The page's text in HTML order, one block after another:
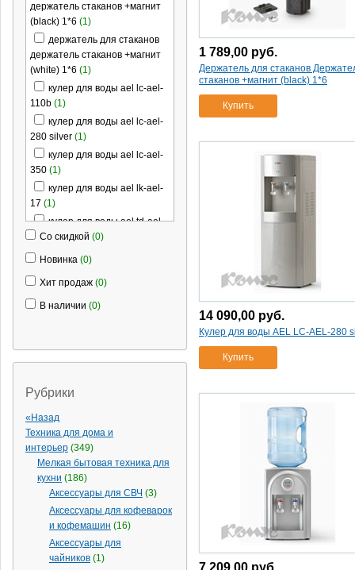
держатель стаканов +магнит
(black) 1*6 (1)
держатель для стаканов
держатель стаканов +магнит
(white) 1*6 (1)
кулер для воды ael lc-ael-
110b (1)
кулер для воды ael lc-ael-
280 silver (1)
кулер для воды ael lc-ael-
350 (1)
кулер для воды ael lk-ael-
17 (1)
кулер для воды ael td-ael-
131 silver (1)
кулер для воды ael tk-ael-
кулер для воды ael
раздатчик t-аel-100 настол.
кулер для воды ecotronic
кулер для воды hotfrost
35an (нижняя загрузка)
кулер для воды hotfrost 45
as (1)
кулер для воды hotfrost d
кулер для воды hotfrost v
кулер для воды hotfrost
Со скидкой (0)
Новинка (0)
Хит продаж (0)
В наличии (0)
Рубрики
«Назад
Техника для дома и
интерьер (349)
Мелкая бытовая техника для
кухни (186)
Аксессуары для СВЧ (3)
Аксессуары для кофеварок
и кофемашин (16)
Аксессуары для
чайников (1)
1 789,00 руб.
Держатель для стаканов
стаканов +магнит (black) 1*6
Купить
14 090,00 руб.
Кулер для воды AEL LC-AEL-280
Купить
7 209,00 руб.